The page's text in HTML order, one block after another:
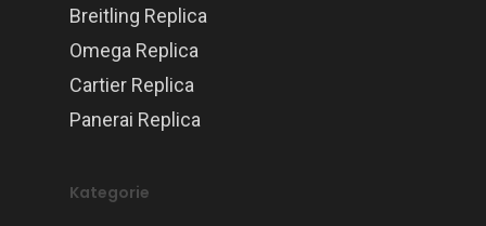
Breitling Replica
Omega Replica
Cartier Replica
Panerai Replica
Kategorie